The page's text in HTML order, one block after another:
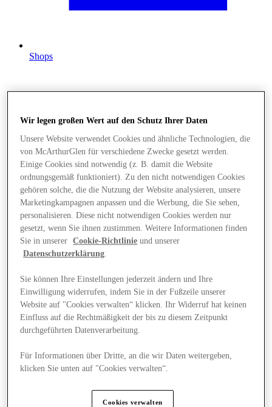
Shops
Angebote
Wir legen großen Wert auf den Schutz Ihrer Daten
Unsere Website verwendet Cookies und ähnliche Technologien, die
von McArthurGlen für verschiedene Zwecke gesetzt werden.
Einige Cookies sind notwendig (z. B. damit die Website
ordnungsgemäß funktioniert). Zu den nicht notwendigen Cookies
gehören solche, die die Nutzung der Website analysieren, unsere
Marketingkampagnen anpassen und die Werbung, die Sie sehen,
personalisieren. Diese nicht notwendigen Cookies werden nur
gesetzt, wenn Sie ihnen zustimmen. Weitere Informationen finden
Sie in unserer
Cookie-Richtlinie und unserer
Datenschutzerklärung.
Sie können Ihre Einstellungen jederzeit ändern und Ihre
Einwilligung widerrufen, indem Sie in der Fußzeile unserer
Website auf "Cookies verwalten“ klicken. Ihr Widerruf hat keinen
Einfluss auf die Rechtmäßigkeit der bis zu diesem Zeitpunkt
durchgeführten Datenverarbeitung.
Für Informationen über Dritte, an die wir Daten weitergeben,
klicken Sie unten auf "Cookies verwalten“.
Cookies verwalten